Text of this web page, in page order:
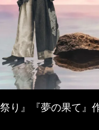
り』『夢の果て』